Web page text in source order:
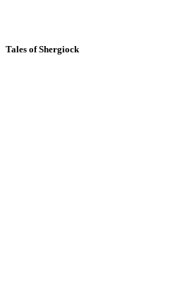
Tales of Shergiock